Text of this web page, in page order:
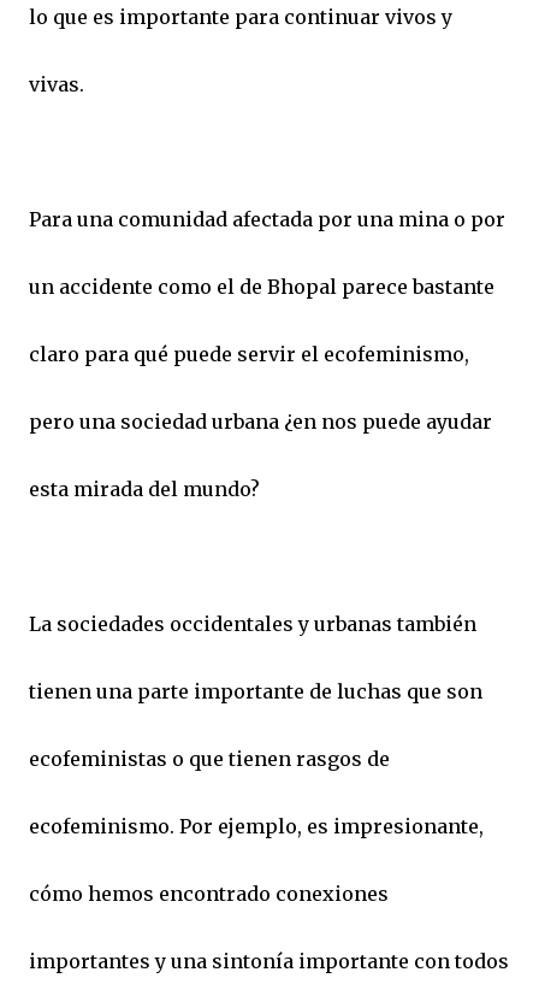
lo que es importante para continuar vivos y
vivas.
Para una comunidad afectada por una mina o por
un accidente como el de Bhopal parece bastante
claro para qué puede servir el ecofeminismo,
pero una sociedad urbana ¿en nos puede ayudar
esta mirada del mundo?
La sociedades occidentales y urbanas también
tienen una parte importante de luchas que son
ecofeministas o que tienen rasgos de
ecofeminismo. Por ejemplo, es impresionante,
cómo hemos encontrado conexiones
importantes y una sintonía importante con todos